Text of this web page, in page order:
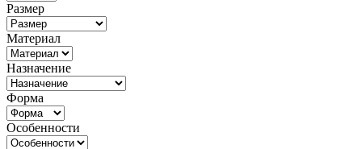
Размер
Материал
Назначение
Форма
Особенности